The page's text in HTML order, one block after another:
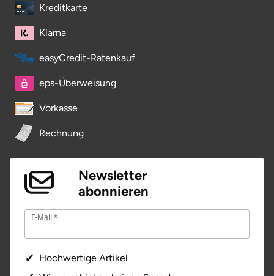
Kreditkarte
Klarna
easyCredit-Ratenkauf
eps-Überweisung
Vorkasse
Rechnung
Newsletter
abonnieren
E-Mail
Hochwertige Artikel
Salzgitter
Schongau
Schwabach
Schweinfurt
Schwerin
Seligenstadt